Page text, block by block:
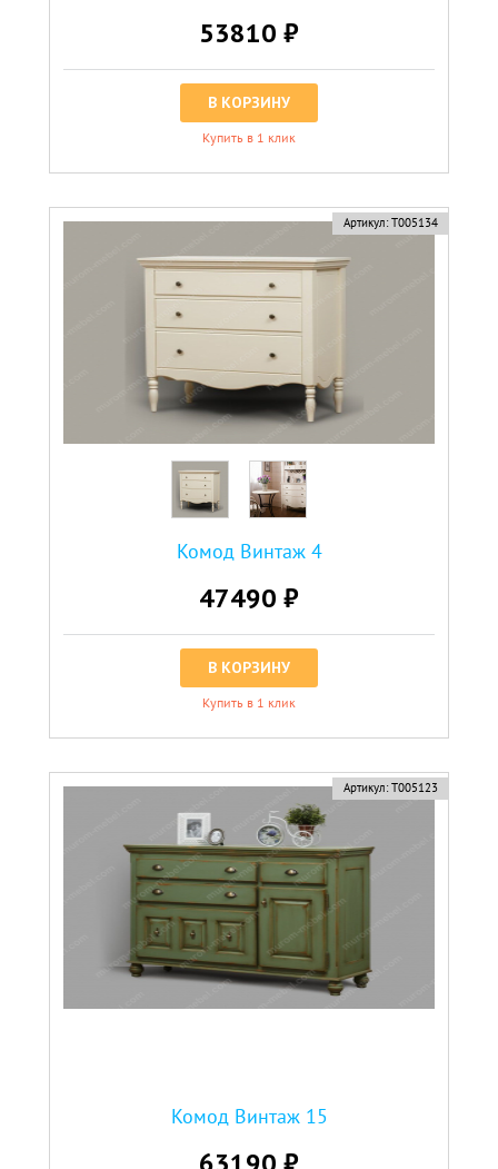
53810 ₽
В КОРЗИНУ
Купить в 1 клик
Артикул: Т005134
Комод Винтаж 4
47490 ₽
В КОРЗИНУ
Купить в 1 клик
Артикул: Т005123
Комод Винтаж 15